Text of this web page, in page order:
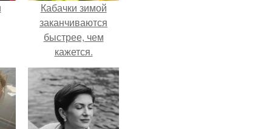
Кабачки зимой
заканчиваются
быстрее, чем
кажется.